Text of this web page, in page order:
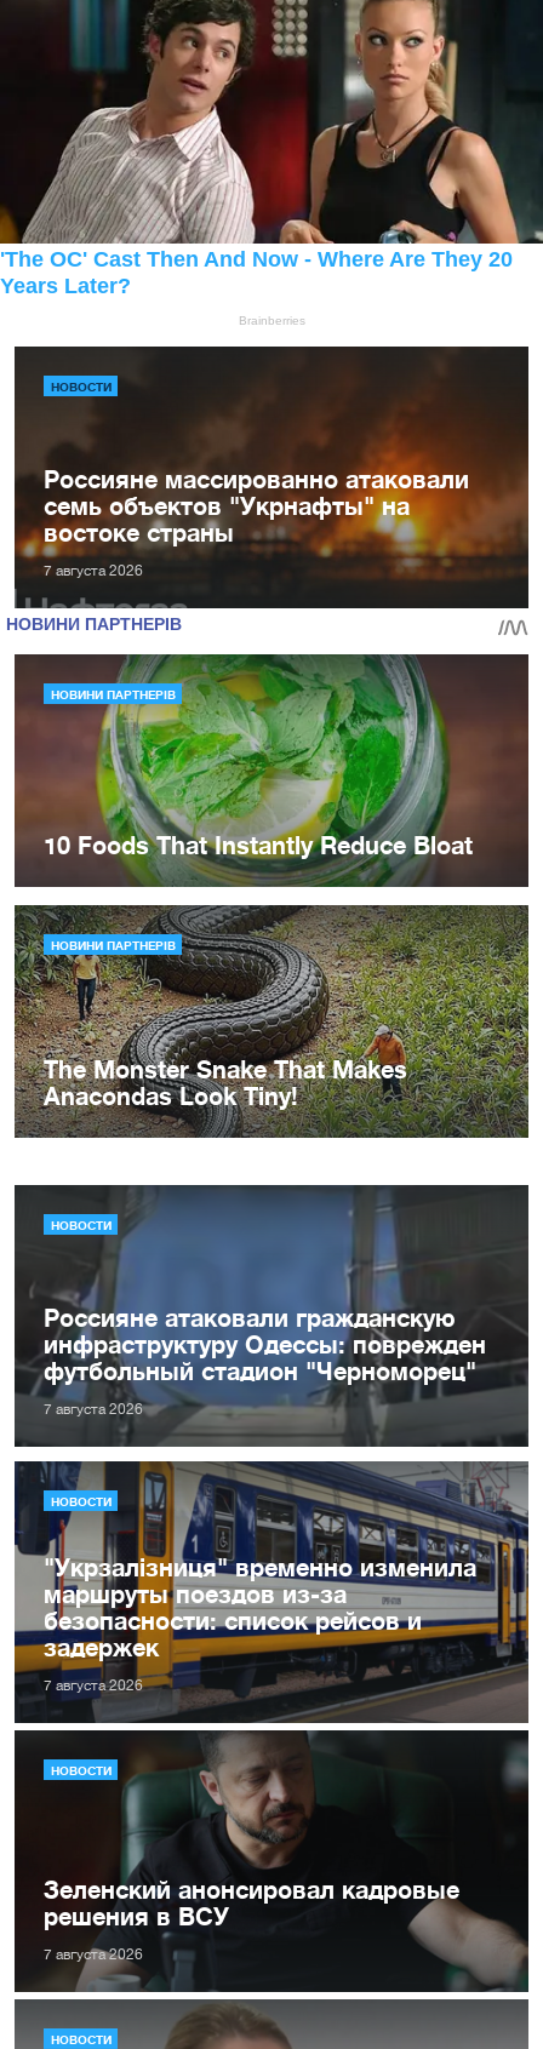
НОВОСТИ
Россияне массированно атаковали
семь объектов "Укрнафты" на
востоке страны
7 августа 2026
НОВОСТИ
Россияне атаковали гражданскую
инфраструктуру Одессы: поврежден
футбольный стадион "Черноморец"
7 августа 2026
НОВОСТИ
"Укрзалізниця" временно изменила
маршруты поездов из-за
безопасности: список рейсов и
задержек
7 августа 2026
НОВОСТИ
Зеленский анонсировал кадровые
решения в ВСУ
7 августа 2026
НОВОСТИ